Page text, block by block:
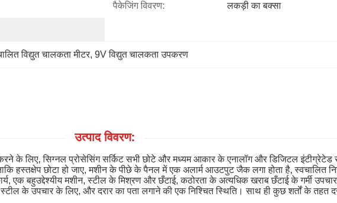
पैकेजिंग विवरण: लकड़ी का बक्सा
विद्युत चालकता मीटर, 9V विद्युत चालकता उपकरण
उत्पाद विवरण:
के लिए, सिग्नल प्रोसेसिंग सर्किट सभी छोटे और मध्यम आकार के एनालॉग और डिजिटल इंटीग्रेटेड
हस्तक्षेप छोटा हो जाए, मशीन के पीछे के पैनल में एक अलार्म आउटपुट जैक लगा होता है, स्वचालित
एक बहुउद्देश्यीय मशीन, स्टील के मिश्रण और छँटाई, कठोरता के अत्यधिक खराब छँटाई के गर्मी
के उपचार के लिए, और दरार का पता लगाने की एक निश्चित स्थिति। साथ ही कुछ शर्तों के तहत